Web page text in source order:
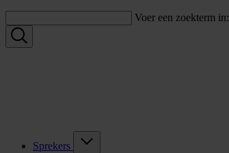
Voer een zoekterm in:
Sprekers